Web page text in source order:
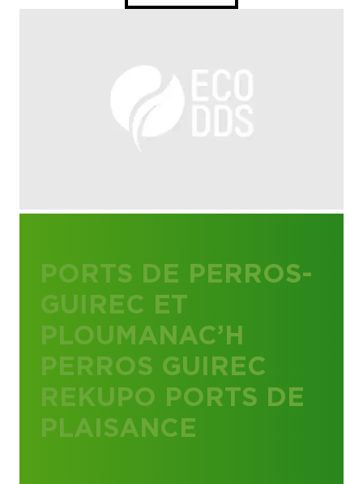
PORTS DE PERROS-
GUIREC ET
PLOUMANAC’H
PERROS GUIREC
REKUPO PORTS DE
PLAISANCE